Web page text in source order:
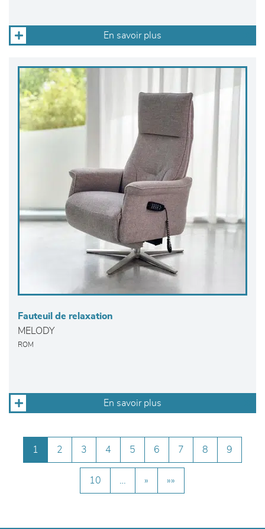
En savoir plus
Fauteuil de relaxation
MELODY
ROM
En savoir plus
1 2 3 4 5 6 7 8 9
10 » »»